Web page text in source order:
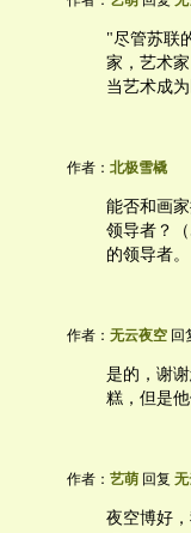
"尽管苏联
家，艺术
当艺术成
作者： 北极雪橇
能否和画
领导者？
的领导者。
作者： 无云夜空 回
是的，谢
糕，但是
作者： 艺萌 回复
夜空博好